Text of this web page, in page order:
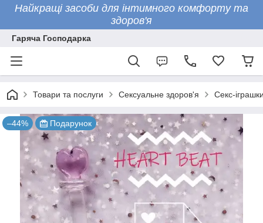
Найкращі засоби для інтимного комфорту та
здоров'я
Гаряча Господарка
Товари та послуги Сексуальне здоров'я Секс-
–44% Подарунок